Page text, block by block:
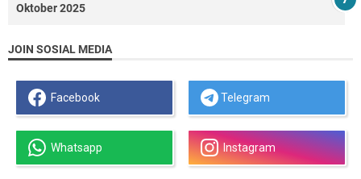
Oktober 2025
JOIN SOSIAL MEDIA
Facebook Telegram
Whatsapp Instagram